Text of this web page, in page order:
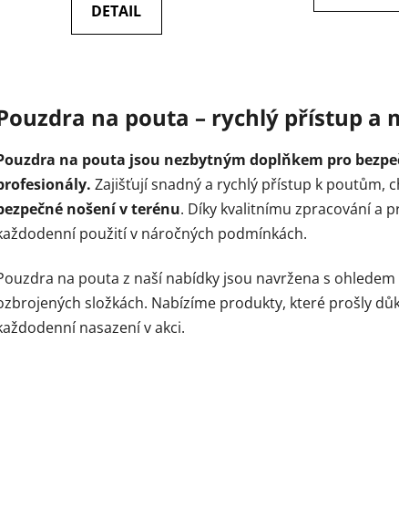
DETAIL
l
d
a
c
v
k
na pouta – rychlý přístup a
na pouta jsou nezbytným doplňkem pro
Zajišťují snadný a rychlý přístup k poutům,
nošení v terénu. Díky kvalitnímu zpracování a
použití v náročných podmínkách.
na pouta z naší nabídky jsou navržena s
složkách. Nabízíme produkty, které prošly
nasazení v akci.